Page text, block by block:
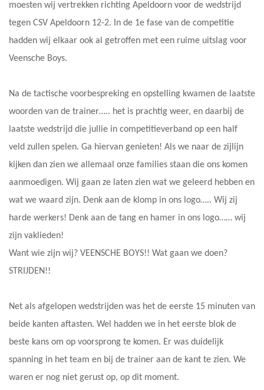
moesten wij vertrekken richting Apeldoorn voor de wedstrijd
tegen CSV Apeldoorn 12-2. In de 1e fase van de competitie
hadden wij elkaar ook al getroffen met een ruime uitslag voor
Veensche Boys.
Na de tactische voorbespreking en opstelling kwamen de laatste
woorden van de trainer….. het is prachtig weer, en daarbij de
laatste wedstrijd die jullie in competitieverband op een half
veld zullen spelen. Ga hiervan genieten! Als we naar de zijlijn
kijken dan zien we allemaal onze families staan die ons komen
aanmoedigen. Wij gaan ze laten zien wat we geleerd hebben en
wat we waard zijn. Denk aan de klomp in ons logo….. Wij zij
harde werkers! Denk aan de tang en hamer in ons logo…… wij
zijn vaklieden!
Want wie zijn wij? VEENSCHE BOYS!! Wat gaan we doen?
STRIJDEN!!
Net als afgelopen wedstrijden was het de eerste 15 minuten van
beide kanten aftasten. Wel hadden we in het eerste blok de
beste kans om op voorsprong te komen. Er was duidelijk
spanning in het team en bij de trainer aan de kant te zien. We
waren er nog niet gerust op, op dit moment.